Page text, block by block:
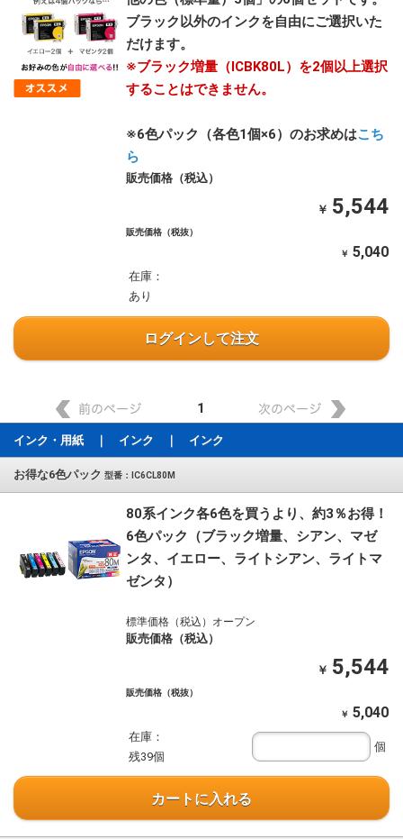
ブラック以外のインクを自由にご選択いた
だけます。
※ブラック増量（ICBK80L）を2個以上選択
することはできません。
※6色パック（各色1個×6）のお求めはこち
ら
販売価格（税込）
￥ 5,544
販売価格（税抜）
￥ 5,040
在庫：
あり
ログインして注文
1
インク・用紙 ｜ インク ｜ インク
お得な6色パック 型番：IC6CL80M
80系インク各6色を買うより、約3％お得！
6色パック（ブラック増量、シアン、マゼ
ンタ、イエロー、ライトシアン、ライトマ
ゼンタ）
標準価格（税込）オープン
販売価格（税込）
￥ 5,544
販売価格（税抜）
￥ 5,040
在庫：
残39個
個
カートに入れる